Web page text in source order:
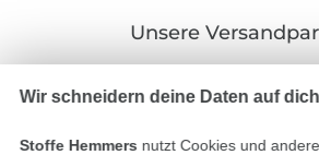
Unsere
Wir schneidern deine Daten auf
Stoffe Hemmers nutzt Cookies und